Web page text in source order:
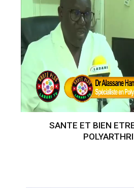
SANTE ET BIEN